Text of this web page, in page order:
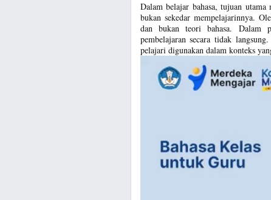
Dalam belajar bahasa, tujuan utama
bukan sekedar mempelajarinnya.
dan bukan teori bahasa. Dalam
pembelajaran secara tidak
pelajari digunakan dalam konteks